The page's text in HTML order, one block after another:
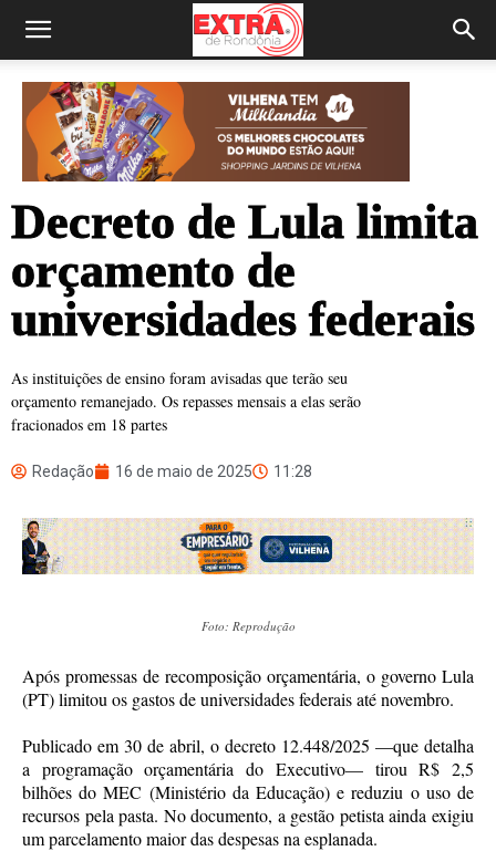
Decreto de Lula limita
orçamento de
universidades federais
As instituições de ensino foram avisadas que terão seu
orçamento remanejado. Os repasses mensais a elas serão
fracionados em 18 partes
Redação 16 de maio de 2025 11:28
Foto: Reprodução
Após promessas de recomposição orçamentária, o governo Lula
(PT) limitou os gastos de universidades federais até novembro.
Publicado em 30 de abril, o decreto 12.448/2025 —que detalha
a programação orçamentária do Executivo— tirou R$ 2,5
bilhões do MEC (Ministério da Educação) e reduziu o uso de
recursos pela pasta. No documento, a gestão petista ainda exigiu
um parcelamento maior das despesas na esplanada.